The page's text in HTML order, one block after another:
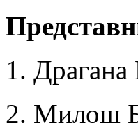
1. Драгана
2. Милош